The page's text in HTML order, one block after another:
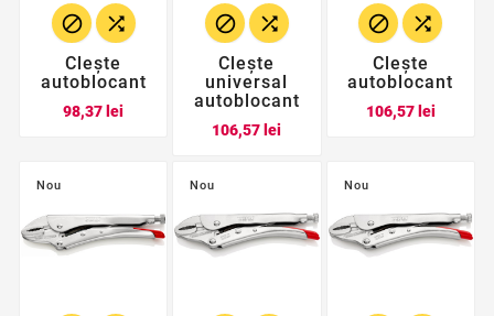
 
Clește
autoblocant
98,37 lei
 
Clește
universal
autoblocant
106,57 lei
 
Clește
autoblocant
106,57 leiPret
Nou Nou Nou